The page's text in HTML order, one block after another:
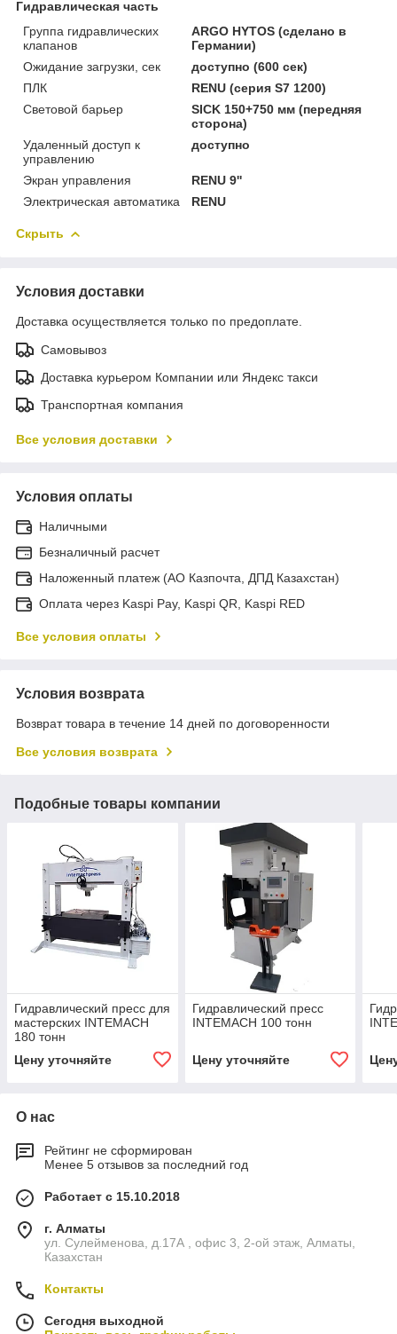
Гидравлическая часть
Группа гидравлических
клапанов
ARGO HYTOS (сделано в
Германии)
Ожидание загрузки, сек
доступно (600 сек)
ПЛК
RENU (серия S7 1200)
Световой барьер
SICK 150+750 мм (передняя
сторона)
Удаленный доступ к
управлению
доступно
Экран управления
RENU 9''
Электрическая автоматика
RENU
Скрыть
Условия доставки
Доставка осуществляется только по предоплате.
Самовывоз
Доставка курьером Компании или Яндекс такси
Транспортная компания
Все условия доставки
Условия оплаты
Наличными
Безналичный расчет
Наложенный платеж (АО Казпочта, ДПД Казахстан)
Оплата через Kaspi Pay, Kaspi QR, Kaspi RED
Все условия оплаты
Условия возврата
Возврат товара в течение 14 дней по договоренности
Все условия возврата
Подобные товары компании
Гидравлический пресс для
мастерских INTEMACH
180 тонн
Цену уточняйте
Гидравлический пресс
INTEMACH 100 тонн
Цену уточняйте
О нас
Рейтинг не сформирован
Менее 5 отзывов за последний год
Работает с 15.10.2018
г. Алматы
ул. Сулейменова, д.17А , офис 3, 2-ой этаж, Алматы,
Казахстан
Контакты
Сегодня выходной